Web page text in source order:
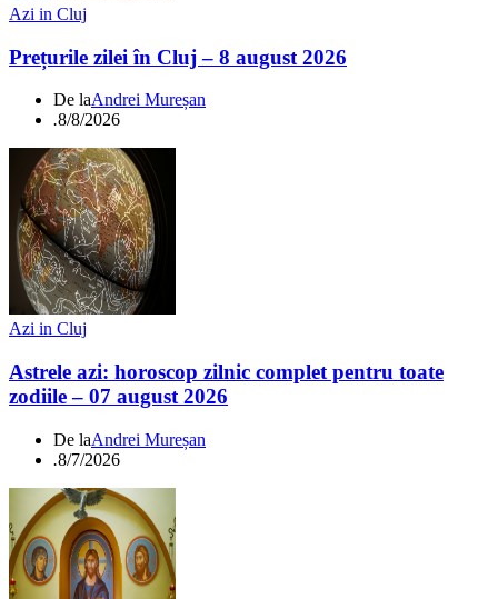
Azi in Cluj
Prețurile zilei în Cluj – 8 august 2026
De laAndrei Mureșan
.8/8/2026
Azi in Cluj
Astrele azi: horoscop zilnic complet pentru toate
zodiile – 07 august 2026
De laAndrei Mureșan
.8/7/2026